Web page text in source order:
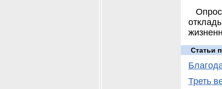
Статьи
Треть